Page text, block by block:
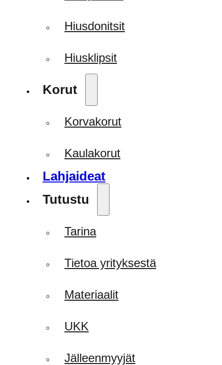
Hiusdonitsit
Hiusklipsit
Korut
Korvakorut
Kaulakorut
Lahjaideat
Tutustu
Tarina
Tietoa yrityksestä
Materiaalit
UKK
Jälleenmyyjät